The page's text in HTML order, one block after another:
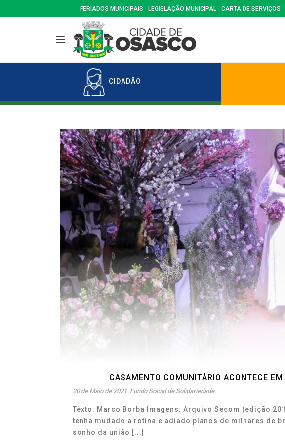
FERIADOS MUNICIPAIS LEGISLAÇÃO MUNICIPAL CARTA DE SERVIÇOS
CIDADÃO
CASAMENTO COMUNITÁRIO ACONTECE
20 de Maio de 2021 Fundo Social de Solidariedade
Texto: Marco Borba Imagens: Arquivo Secom (edição
tenha mudado a rotina e adiado planos de milhares de
sonho da união [...]